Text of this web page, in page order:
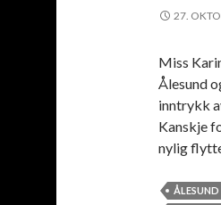
27.
Miss
Ålesund
inntrykk
Kanskje
nylig
ÅLESUND